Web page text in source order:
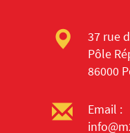
37 rue
Pôle
86000
Email :